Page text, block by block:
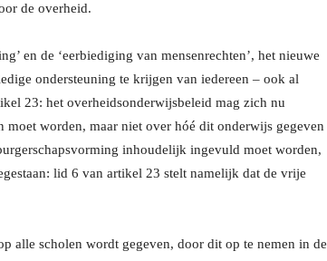
de overheid.
en de ‘eerbiediging van mensenrechten’, het nieuwe
ondersteuning te krijgen van iedereen – ook al
23: het overheidsonderwijsbeleid mag zich nu
worden, maar niet over hóé dit onderwijs gegeven
inhoudelijk ingevuld moet worden,
lid 6 van artikel 23 stelt namelijk dat de vrije
alle scholen wordt gegeven, door dit op te nemen in de